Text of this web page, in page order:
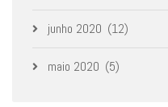
junho 2020 (12)
maio 2020 (5)